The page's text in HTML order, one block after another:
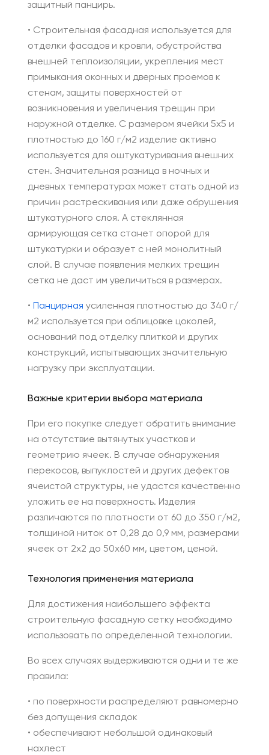
защитный панцирь.
• Строительная фасадная используется для
отделки фасадов и кровли, обустройства
внешней теплоизоляции, укрепления мест
примыкания оконных и дверных проемов к
стенам, защиты поверхностей от
возникновения и увеличения трещин при
наружной отделке. С размером ячейки 5х5 и
плотностью до 160 г/м2 изделие активно
используется для оштукатуривания внешних
стен. Значительная разница в ночных и
дневных температурах может стать одной из
причин растрескивания или даже обрушения
штукатурного слоя. А стеклянная
армирующая сетка станет опорой для
штукатурки и образует с ней монолитный
слой. В случае появления мелких трещин
сетка не даст им увеличиться в размерах.
• Панцирная усиленная плотностью до 340 г/
м2 используется при облицовке цоколей,
оснований под отделку плиткой и других
конструкций, испытывающих значительную
нагрузку при эксплуатации.
Важные критерии выбора материала
При его покупке следует обратить внимание
на отсутствие вытянутых участков и
геометрию ячеек. В случае обнаружения
перекосов, выпуклостей и других дефектов
ячеистой структуры, не удастся качественно
уложить ее на поверхность. Изделия
различаются по плотности от 60 до 350 г/м2,
толщиной ниток от 0,28 до 0,9 мм, размерами
ячеек от 2х2 до 50х60 мм, цветом, ценой.
Технология применения материала
Для достижения наибольшего эффекта
строительную фасадную сетку необходимо
использовать по определенной технологии.
Во всех случаях выдерживаются одни и те же
правила:
• по поверхности распределяют равномерно
без допущения складок
• обеспечивают небольшой одинаковый
нахлест